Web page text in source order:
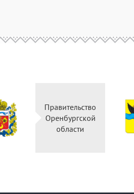
Правительство
Оренбургской
области